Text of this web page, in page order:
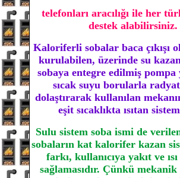
telefonları aracılığı ile her
destek alabilirsiniz.
Kaloriferli sobalar baca çıkışı
kurulabilen, üzerinde su
sobaya entegre edilmiş pompa
sıcak suyu borularla
dolaştırarak kullanılan
eşit sıcaklıkta ısıtan
Sulu sistem soba ismi de
sobaların kat kalorifer kazan
farkı, kullanıcıya yakıt ve
sağlamasıdır. Çünkü mekanik